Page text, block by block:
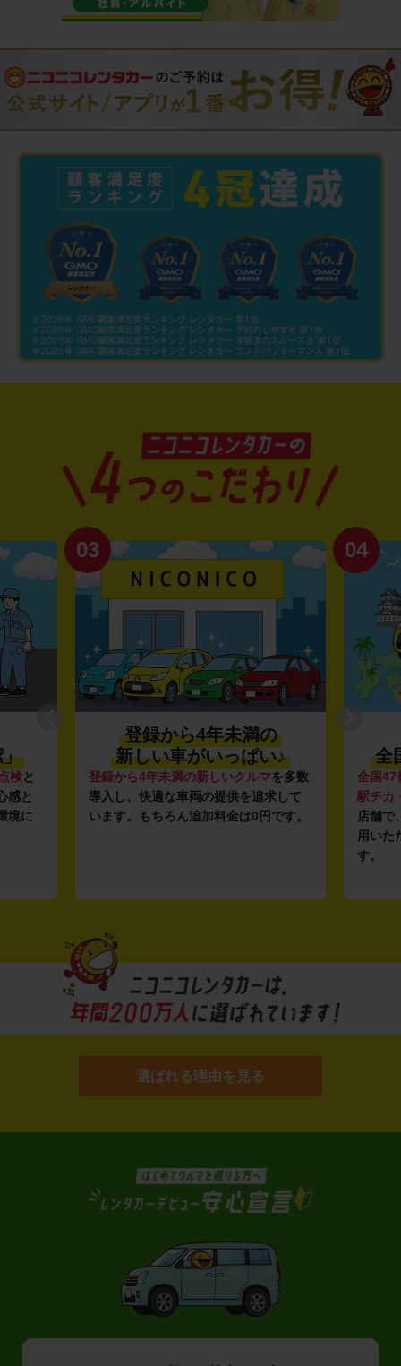
」
検と
感と
境に
03
登録から4年未満の
新しい車がいっぱい♪
登録から4年未満の新しいクルマを多数
導入し、快適な車両の提供を追求して
います。もちろん追加料金は0円です。
04
全
全国47
駅チカ
店舗で
用いた
す。
選ばれる理由を見る